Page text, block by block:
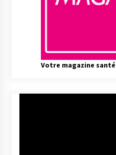
Votre magazine santé